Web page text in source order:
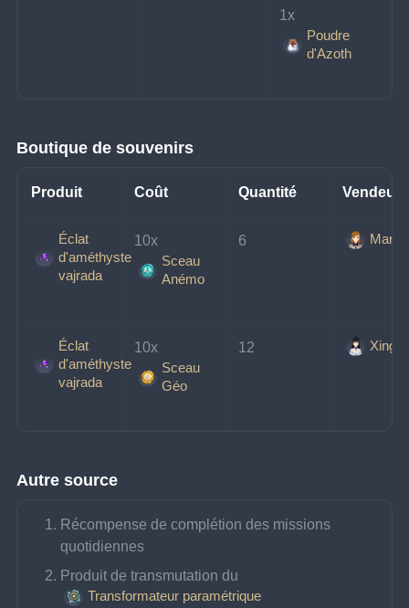
1x
Poudre
d'Azoth
Boutique de souvenirs
Produit Coût Quantité Vendeur
Éclat
d'améthyste
vajrada
10x
Sceau
Anémo
6
Éclat
d'améthyste
vajrada
10x
Sceau
Géo
12 Xingxi
Autre source
Récompense de complétion des missions
quotidiennes
Produit de transmutation du
Transformateur paramétrique